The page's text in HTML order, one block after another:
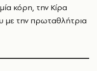
κόρη, την Κίρα
την πρωταθλήτρια